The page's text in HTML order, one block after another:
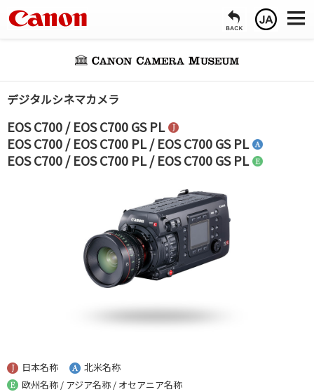
デジタルシネマカメラ
EOS C700 / EOS C700 GS PL
EOS C700 / EOS C700 PL / EOS C700 GS PL
EOS C700 / EOS C700 PL / EOS C700 GS PL
日本名称
北米名称
欧州名称 / アジア名称 / オセアニア名称